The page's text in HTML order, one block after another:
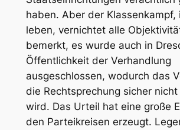
haben. Aber der Klassenkampf,
leben, vernichtet alle
bemerkt, es wurde auch in
Öffentlichkeit der Verhandlung
ausgeschlossen, wodurch das
die Rechtsprechung sicher nicht
wird. Das Urteil hat eine große
den Parteikreisen erzeugt.